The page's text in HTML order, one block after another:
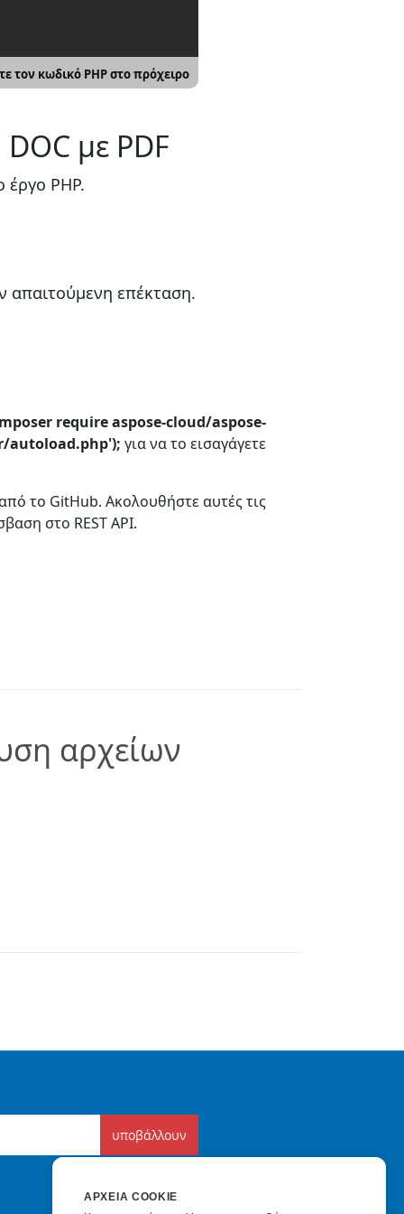
τον κωδικό PHP στο πρόχειρο
με PDF
έργο PHP.
απαιτούμενη επέκταση.
require aspose-cloud/aspose-
autoload.php'); για να το εισαγάγετε
το GitHub. Ακολουθήστε αυτές τις
στο REST API.
αρχείων
υποβάλλουν
ΑΡΧΕΊΑ COOKIE